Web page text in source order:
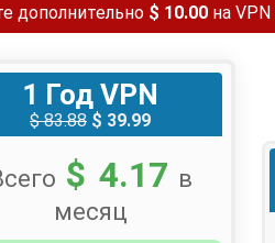
дополнительно $ 10.00на
1 Год VPN
$ 83.88 $ 39.99
$ 4.17 в
месяц